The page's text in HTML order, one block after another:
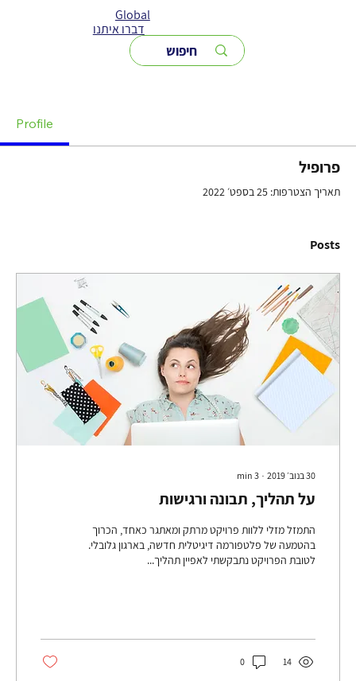
Global
דברו איתנו
Profile
פרופיל
תאריך הצטרפות: 25 בספט׳ 2022
Posts
30 בנוב׳ 2019 ∙
3
min
על תהליך, תבונה ורגישות
התמזל מזלי ללוות פרויקט מרתק ומאתגר כאחד, הכרוך
בהטמעה של פלטפורמה דיגיטלית חדשה, בארגון גלובלי.
לטובת הפרויקט נתבקשתי לאפיין תהליך...
14
0